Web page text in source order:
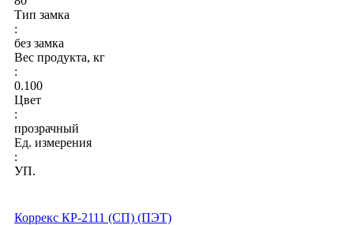
Тип замка
:
без замка
Вес продукта, кг
:
0.100
Цвет
:
прозрачный
Ед. измерения
:
УП.
Коррекс КР-2111 (СП) (ПЭТ)